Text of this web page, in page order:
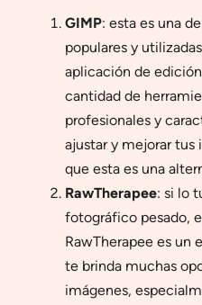
GIMP: esta es una
populares y
aplicación de
cantidad de
profesionales y
ajustar y mejorar tus
que esta es una
RawTherapee: si lo
fotográfico pesado,
RawTherapee es un
te brinda muchas
imágenes,